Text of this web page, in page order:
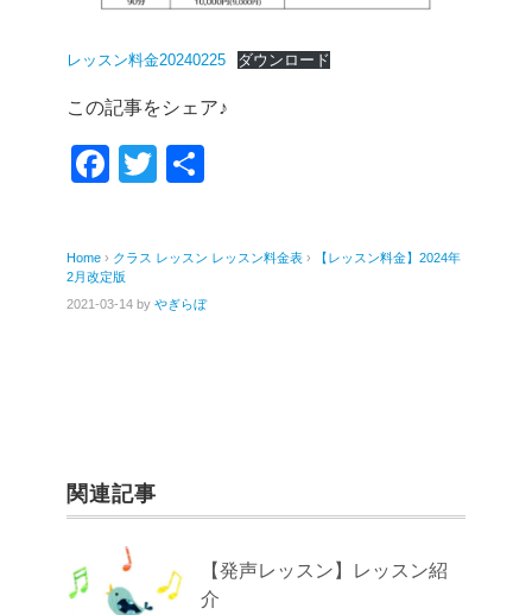
レッスン料金20240225 ダウンロード
この記事をシェア♪
F
e
b
T
er
Home › クラス レッスン レッスン料金表 ›
【レッスン料金】2024年
2月改定版
2021-03-14 by やぎらぼ
関連記事
【発声レッスン】レッスン紹
介